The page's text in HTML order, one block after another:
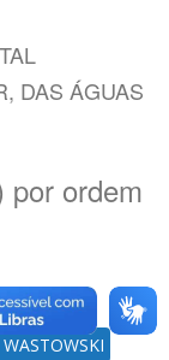
DAS ÁGUAS
por ordem